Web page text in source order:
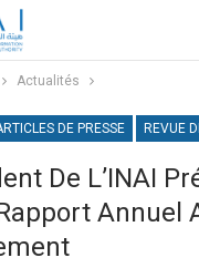
Actualités
DE PRESSE REVUE
De L’INAI
Annuel